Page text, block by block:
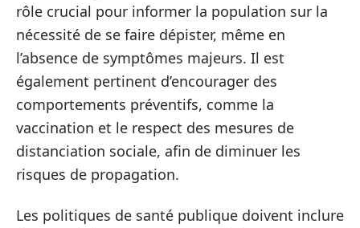
rôle crucial pour informer la population sur la
nécessité de se faire dépister, même en
l’absence de symptômes majeurs. Il est
également pertinent d’encourager des
comportements préventifs, comme la
vaccination et le respect des mesures de
distanciation sociale, afin de diminuer les
risques de propagation.
Les politiques de santé publique doivent inclure